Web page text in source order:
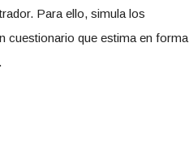
Para ello, simula los
cuestionario que estima en forma